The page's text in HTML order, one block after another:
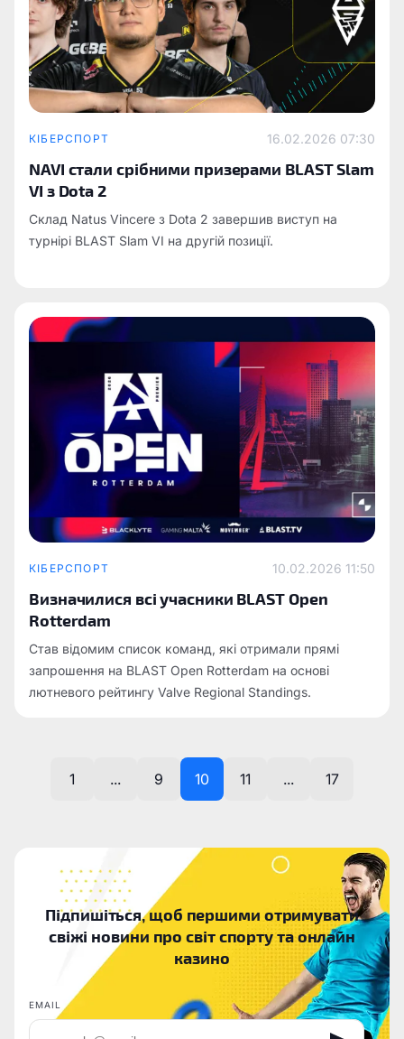
КІБЕРСПОРТ 16.02.2026 07:30
NAVI стали срібними призерами BLAST Slam
VI з Dota 2
Склад Natus Vincere з Dota 2 завершив виступ на
турнірі BLAST Slam VI на другій позиції.
КІБЕРСПОРТ 10.02.2026 11:50
Визначилися всі учасники BLAST Open
Rotterdam
Став відомим список команд, які отримали прямі
запрошення на BLAST Open Rotterdam на основі
лютневого рейтингу Valve Regional Standings.
1 ... 9 10 11 ... 17
Підпишіться, щоб першими отримувати
свіжі новини про світ спорту та онлайн
казино
EMAIL